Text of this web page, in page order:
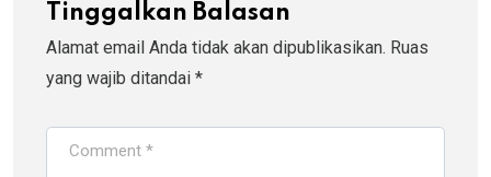
Tinggalkan Balasan
Alamat email Anda tidak akan dipublikasikan. Ruas
yang wajib ditandai *